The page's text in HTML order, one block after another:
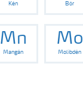
Kén Bór
Mn
Mangán
Mo
Molibdén